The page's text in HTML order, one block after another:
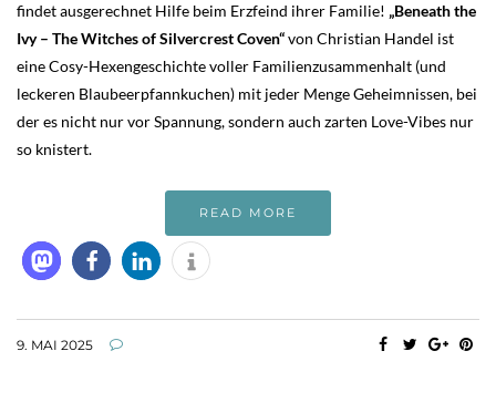
findet ausgerechnet Hilfe beim Erzfeind ihrer Familie! „Beneath the
Ivy – The Witches of Silvercrest Coven“von Christian Handel ist
eine Cosy-Hexengeschichte voller Familienzusammenhalt (und
leckeren Blaubeerpfannkuchen) mit jeder Menge Geheimnissen, bei
der es nicht nur vor Spannung, sondern auch zarten Love-Vibes nur
so knistert.
READ MORE
9. MAI 2025